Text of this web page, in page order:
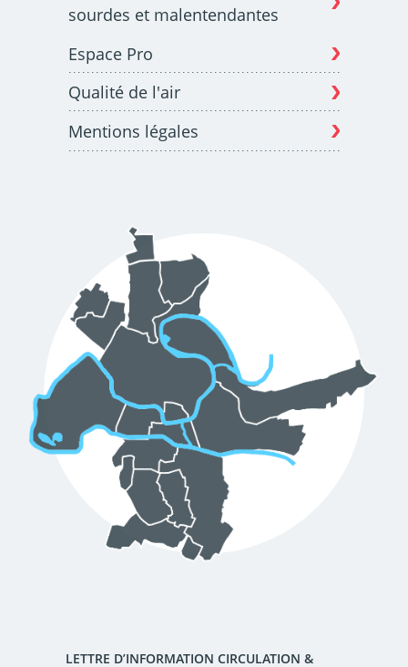
sourdes et malentendantes
Espace Pro
Qualité de l'air
Mentions légales
LETTRE D’INFORMATION CIRCULATION &